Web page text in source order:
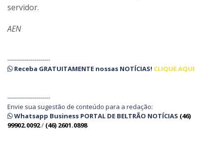
servidor.
AEN
----------------------
Receba GRATUITAMENTE nossas NOTÍCIAS! CLIQUE AQUI
----------------------
Envie sua sugestão de conteúdo para a redação:
Whatsapp Business PORTAL DE BELTRÃO NOTÍCIAS (46)
99902.0092/ (46) 2601.0898